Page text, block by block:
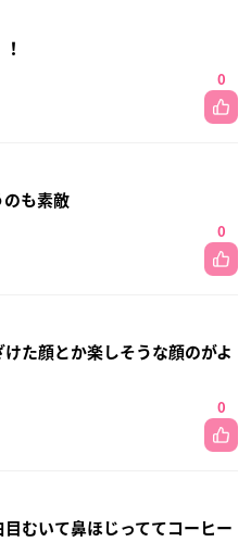
0
のも素敵
0
た顔とか楽しそうな顔のがよ
0
むいて鼻ほじっててコーヒー